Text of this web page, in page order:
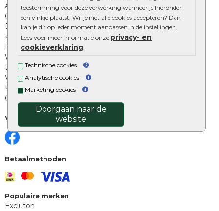
toestemming voor deze verwerking wanneer je hieronder
een vinkje plaatst. Wil je niet alle cookies accepteren? Dan
kan je dit op ieder moment aanpassen in de instellingen.
Lees voor meer informatie onze privacy- en
cookieverklaring
Technische cookies
Analytische cookies
Marketing cookies
Doorgaan naar de
website
Algemene voorwaarden
Cookies beleid
Excluton garantie
Klantenbeoordelingen
Foto's en voorbeelden
Workshop bestraten
Legverbanden: verschillende soorten
Voegen van tuintegels
Keramische tegels schoonmaken
Opsluitbanden plaatsen
Volg ons
Betaalmethoden
Populaire merken
Excluton